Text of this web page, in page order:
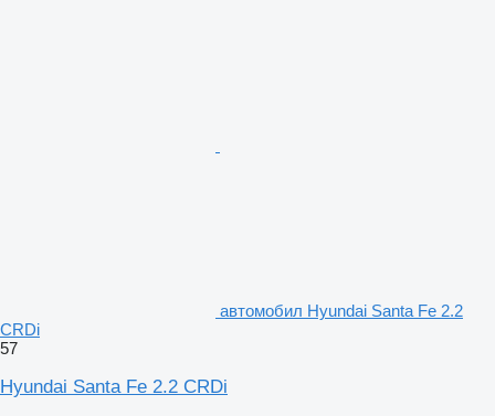
автомобил Hyundai Santa Fe 2.2
CRDi
57
Hyundai Santa Fe 2.2 CRDi